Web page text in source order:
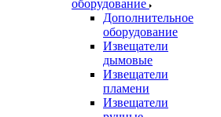
оборудование
Дополнительное
оборудование
Извещатели
дымовые
Извещатели
пламени
Извещатели